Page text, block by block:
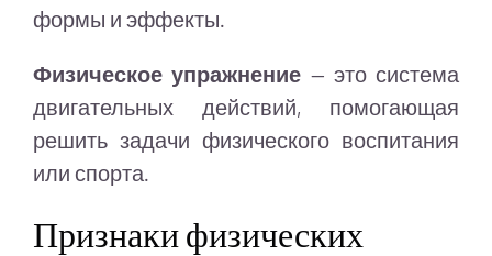
формы и эффекты.
Физическое упражнение — это система
двигательных действий, помогающая
решить задачи физического воспитания
или спорта.
Признаки физических